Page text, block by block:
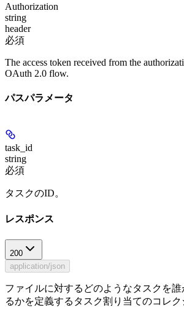
Authorization
string
header
必須
The access token received from the
OAuth 2.0 flow.
パスパラメータ
task_id
string
必須
タスクのID。
レスポンス
200
application/json
ファイルに対するどのようなタスクを
るかを定義するタスク割り当てのコレク